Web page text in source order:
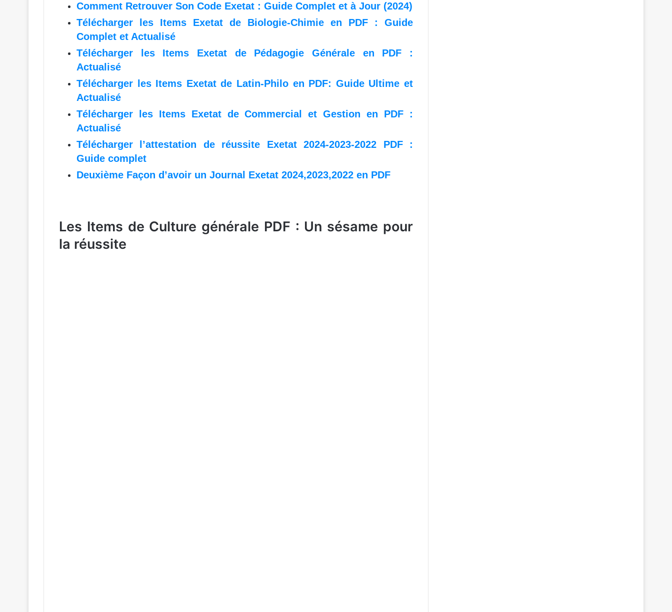
Comment Retrouver Son Code Exetat : Guide Complet et à Jour (2024)
Télécharger les Items Exetat de Biologie-Chimie en PDF : Guide
Complet et Actualisé
Télécharger les Items Exetat de Pédagogie Générale en PDF :
Actualisé
Télécharger les Items Exetat de Latin-Philo en PDF: Guide Ultime et
Actualisé
Télécharger les Items Exetat de Commercial et Gestion en PDF :
Actualisé
Télécharger l’attestation de réussite Exetat 2024-2023-2022 PDF :
Guide complet
Deuxième Façon d’avoir un Journal Exetat 2024,2023,2022 en PDF
Les Items de Culture générale PDF : Un sésame pour
la réussite